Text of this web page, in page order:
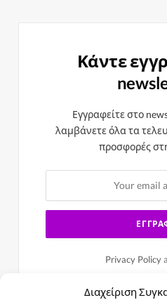
Διαχείριση
Κάντε
Εγγραφείτε στο
λαμβάνετε όλα τα
προσφορές
Privacy Policy